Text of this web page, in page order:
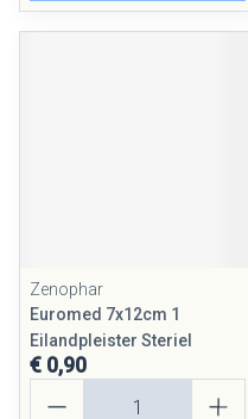
Zenophar
Euromed 7x12cm 1
Eilandpleister Steriel
€ 0,90